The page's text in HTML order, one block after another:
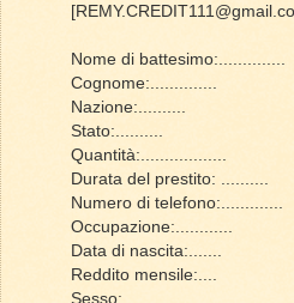
Nome di battesimo:..............
Cognome:..............
Nazione:..........
Stato:..........
Quantità:..................
Durata del prestito: ..........
Numero di telefono:.............
Occupazione:............
Data di nascita:.......
Reddito mensile:....
Sesso:......